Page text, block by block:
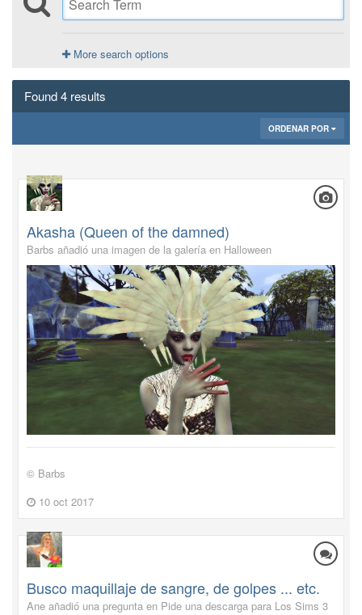
More search options
Found 4 results
ORDENAR POR
Akasha (Queen of the damned)
Barbs añadió una imagen de la galería en Halloween
© Barbs
10 oct 2017
Busco maquillaje de sangre, de golpes ... etc.
Ane añadió una pregunta en Pide una descarga para Los Sims 3